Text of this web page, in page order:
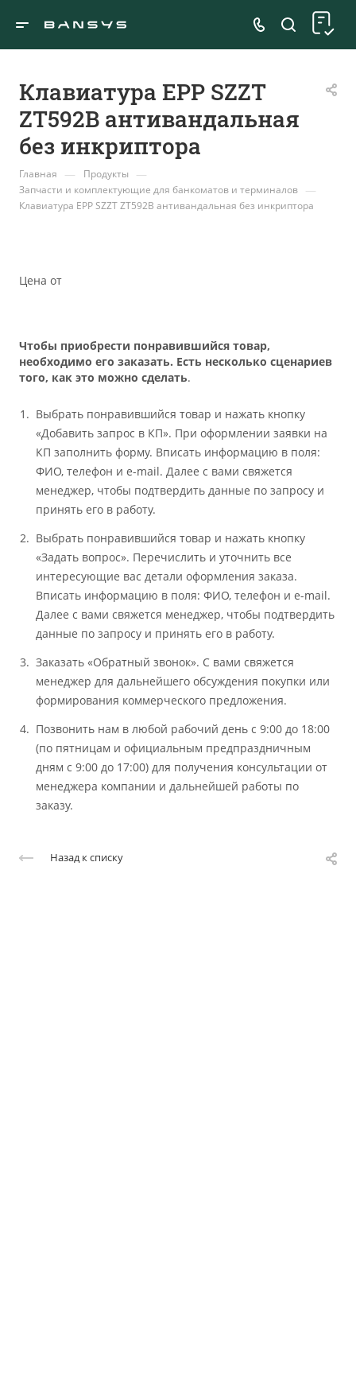
Клавиатура EPP SZZT
ZT592B антивандальная
без инкриптора
Главная — Продукты —
Запчасти и комплектующие для банкоматов и терминалов —
Клавиатура EPP SZZT ZT592B антивандальная без инкриптора
Цена от
Чтобы приобрести понравившийся товар,
необходимо его заказать. Есть несколько сценариев
того, как это можно сделать.
Выбрать понравившийся товар и нажать кнопку
«Добавить запрос в КП». При оформлении заявки на
КП заполнить форму. Вписать информацию в поля:
ФИО, телефон и e-mail. Далее с вами свяжется
менеджер, чтобы подтвердить данные по запросу и
принять его в работу.
Выбрать понравившийся товар и нажать кнопку
«Задать вопрос». Перечислить и уточнить все
интересующие вас детали оформления заказа.
Вписать информацию в поля: ФИО, телефон и e-mail.
Далее с вами свяжется менеджер, чтобы подтвердить
данные по запросу и принять его в работу.
Заказать «Обратный звонок». С вами свяжется
менеджер для дальнейшего обсуждения покупки или
формирования коммерческого предложения.
Позвонить нам в любой рабочий день с 9:00 до 18:00
(по пятницам и официальным предпраздничным
дням с 9:00 до 17:00) для получения консультации от
менеджера компании и дальнейшей работы по
заказу.
Назад к списку